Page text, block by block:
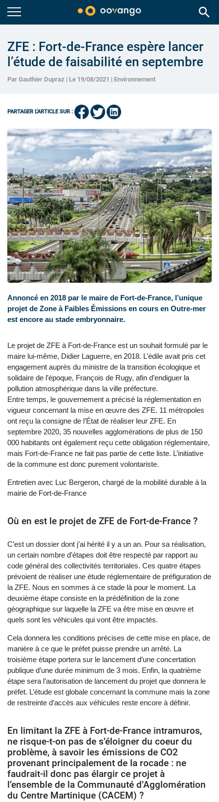
search
ZFE : Fort-de-France espère lancer
l’étude de faisabilité en septembre
Par Gauthier Dupraz | Le 19/08/2021 | Environnement
PARTAGER L'ARTICLE SUR :
Annoncé en 2018 par le maire de Fort-de-France, l’unique
projet de Zone à Faibles Émissions en cours en Outre-mer
est encore au stade embryonnaire.
Le projet de ZFE à Fort-de-France est un souhait formulé par le
maire lui-même, Didier Laguerre, en 2018. L’édile avait pris cet
engagement auprès du ministre de la transition écologique et
solidaire de l’époque, François de Rugy, afin d’endiguer la
pollution atmosphérique dans la ville préfecture.
Entre temps, le gouvernement a précisé la réglementation en
vigueur concernant la mise en œuvre des ZFE. 11 métropoles
ont reçu la consigne de l’État de réaliser leur ZFE. En
septembre 2020, 35 nouvelles agglomérations de plus de 150
000 habitants ont également reçu cette obligation réglementaire,
mais Fort-de-France ne fait pas partie de cette liste. L’initiative
de la commune est donc purement volontariste.
Entretien avec Luc Bergeron, chargé de la mobilité durable à la
mairie de Fort-de-France
Où en est le projet de ZFE de Fort-de-France ?
C’est un dossier dont j’ai hérité il y a un an. Pour sa réalisation,
un certain nombre d’étapes doit être respecté par rapport au
code général des collectivités territoriales. Ces quatre étapes
prévoient de réaliser une étude réglementaire de préfiguration de
la ZFE. Nous en sommes à ce stade là pour le moment. La
deuxième étape consiste en la prédéfinition de la zone
géographique sur laquelle la ZFE va être mise en œuvre et
quels sont les véhicules qui vont être impactés.
Cela donnera les conditions précises de cette mise en place, de
manière à ce que le préfet puisse prendre un arrêté. La
troisième étape portera sur le lancement d’une concertation
publique d’une durée minimum de 3 mois. Enfin, la quatrième
étape sera l’autorisation de lancement du projet que donnera le
préfet. L’étude est globale concernant la commune mais la zone
de restreinte d’accès aux véhicules reste encore à définir.
En limitant la ZFE à Fort-de-France intramuros,
ne risque-t-on pas de s’éloigner du coeur du
problème, à savoir les émissions de CO2
provenant principalement de la rocade : ne
faudrait-il donc pas élargir ce projet à
l’ensemble de la Communauté d’Agglomération
du Centre Martinique (CACEM) ?